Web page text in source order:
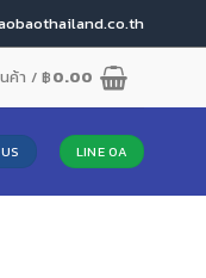
นค้า /฿0.00
LINE OA